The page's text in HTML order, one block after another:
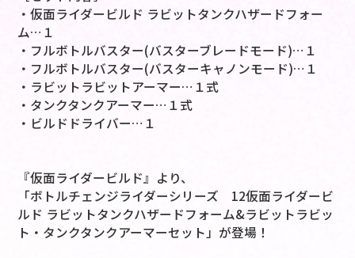
・仮面ライダービルド ラビットタンクハザードフォー
ム…１
・フルボトルバスター(バスターブレードモード)…１
・フルボトルバスター(バスターキャノンモード)…１
・ラビットラビットアーマー…１式
・タンクタンクアーマー…１式
・ビルドドライバー…１
『仮面ライダービルド』より、
「ボトルチェンジライダーシリーズ 12仮面ライダービ
ルド ラビットタンクハザードフォーム&ラビットラビッ
ト・タンクタンクアーマーセット」が登場！